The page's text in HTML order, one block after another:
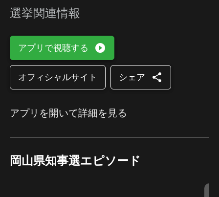
選挙関連情報
アプリで視聴する play_circle_filled
オフィシャルサイト シェア share
アプリを開いて詳細を見る
岡山県知事選エピソード